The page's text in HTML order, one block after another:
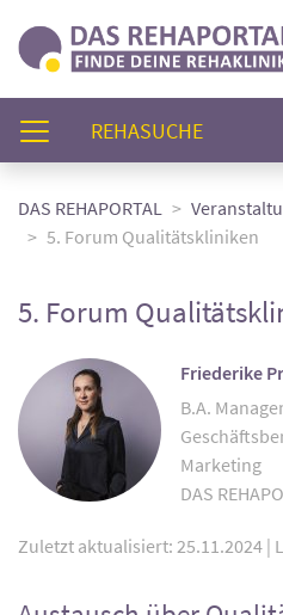
REHASUCHE(AKTUELL)
DAS REHAPORTAL
5. Forum Qualitätskliniken
5. Forum
Friederike
B.A.
Marketing
DAS
Zuletzt aktualisiert: 25.11.2024 |